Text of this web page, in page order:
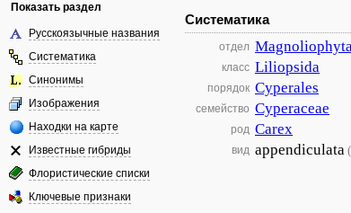
Показать раздел
Русскоязычные названия
Систематика
Синонимы
Изображения
Находки на карте
Известные гибриды
Флористические списки
Ключевые признаки
Систематика
отдел
класс Liliopsida
порядок Cyperales
семейство Cyperaceae
род Carex
вид appendiculata